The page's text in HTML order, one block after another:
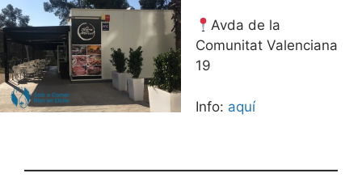
Avda de la
Comunitat Valenciana
19
Info: aquí